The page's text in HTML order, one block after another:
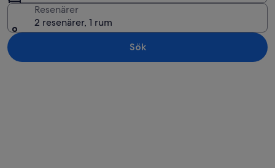
Resenärer
2 resenärer, 1 rum
Sök